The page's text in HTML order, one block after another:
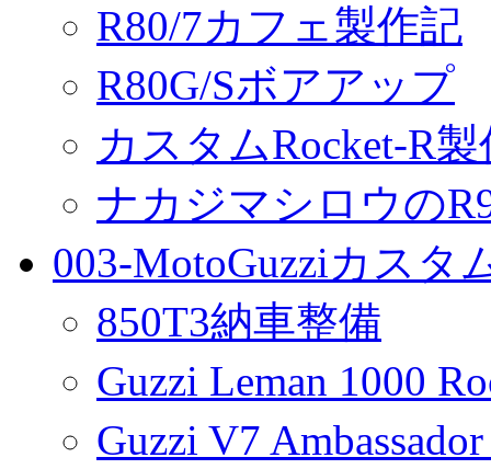
R80/7カフェ製作記
R80G/Sボアアップ
カスタムRocket-R
ナカジマシロウの
003-MotoGuzziカスタ
850T3納車整備
Guzzi Leman 1000
Guzzi V7